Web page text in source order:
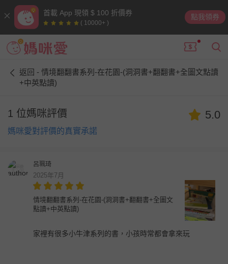
首載 App 現領 $ 100 折價券
( 10000+ )
點我領券
返回 - 情境翻翻書系列-在花園-(洞洞書+翻翻書+全圖文點讀
+中英點讀)
1 位媽咪評價
媽咪愛對評價的真實承諾
5.0
呂珮琦
2025年7月
情境翻翻書系列-在花園-(洞洞書+翻翻書+全圖文
點讀+中英點讀)
家裡有很多小牛津系列的書，小孩時常都會拿來玩